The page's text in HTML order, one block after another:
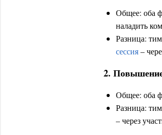
Общее: оба
наладить
Разница:
сессия–
2.
Общее: оба
Разница:
– через